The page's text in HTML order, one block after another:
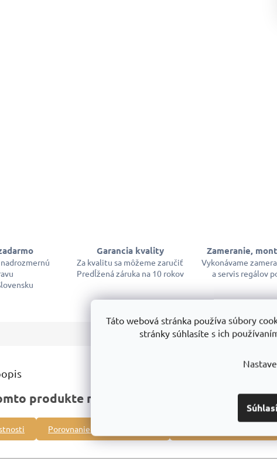
Táto webová stránka používa súbory
stránky súhlasíte s ich
Garancia kvality
Za kvalitu sa môžeme zaručiť
Predĺžená záruka na 10 rokov
Zameranie,
Vykonávame
a servis regálov
produkte môžete dozvedieť? Napríklad:
Porovnanie s inými produktmi